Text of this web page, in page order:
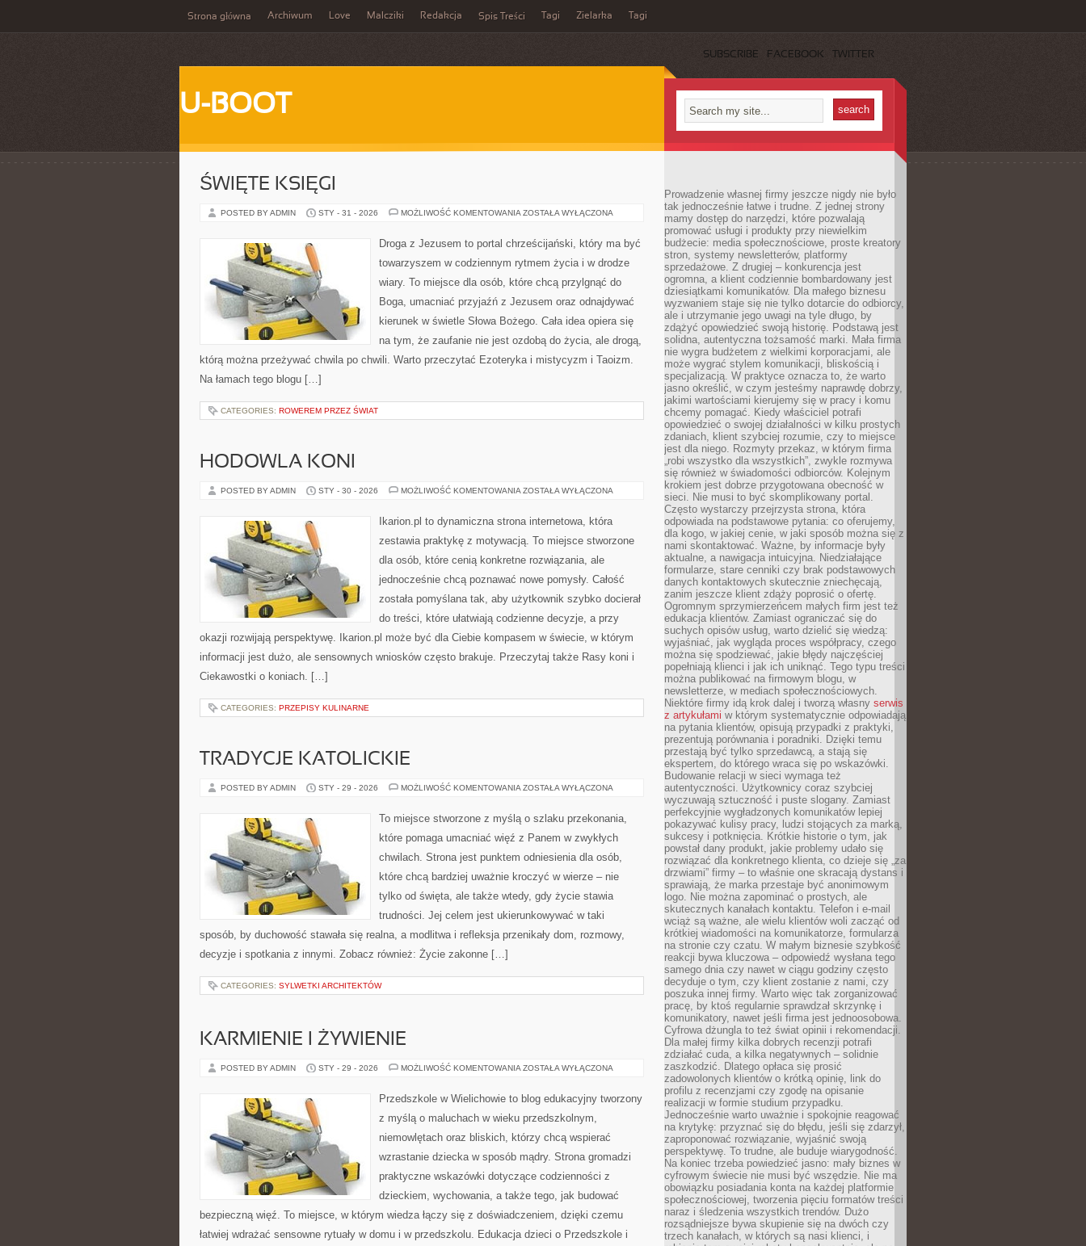
Strona główna Archiwum Love Malcziki Redakcja Spis Treści Tagi Zielarka Tagi
SUBSCRIBE FACEBOOK TWITTER
U-BOOT
ŚWIĘTE KSIĘGI
POSTED BY ADMIN STY - 31 - 2026 MOŻLIWOŚĆ KOMENTOWANIA ŚWIĘTE
ZOSTAŁA WYŁĄCZONA
Droga z Jezusem to portal chrześcijański, który ma być
towarzyszem w codziennym rytmem życia i w drodze
wiary. To miejsce dla osób, które chcą przylgnąć do
Boga, umacniać przyjaźń z Jezusem oraz odnajdywać
kierunek w świetle Słowa Bożego. Cała idea opiera się
na tym, że zaufanie nie jest ozdobą do życia, ale drogą,
którą można przeżywać chwila po chwili. Warto przeczytać Ezoteryka i mistycyzm i Taoizm.
Na łamach tego blogu […]
CATEGORIES: ROWEREM PRZEZ ŚWIAT
HODOWLA KONI
POSTED BY ADMIN STY - 30 - 2026 MOŻLIWOŚĆ KOMENTOWANIA HODOWLA
ZOSTAŁA WYŁĄCZONA
Ikarion.pl to dynamiczna strona internetowa, która
zestawia praktykę z motywacją. To miejsce stworzone
dla osób, które cenią konkretne rozwiązania, ale
jednocześnie chcą poznawać nowe pomysły. Całość
została pomyślana tak, aby użytkownik szybko docierał
do treści, które ułatwiają codzienne decyzje, a przy
okazji rozwijają perspektywę. Ikarion.pl może być dla Ciebie kompasem w świecie, w którym
informacji jest dużo, ale sensownych wniosków często brakuje. Przeczytaj także Rasy koni i
Ciekawostki o koniach. […]
CATEGORIES: PRZEPISY KULINARNE
TRADYCJE KATOLICKIE
POSTED BY ADMIN STY - 29 - 2026 MOŻLIWOŚĆ KOMENTOWANIA TRADYCJE
ZOSTAŁA WYŁĄCZONA
To miejsce stworzone z myślą o szlaku przekonania,
które pomaga umacniać więź z Panem w zwykłych
chwilach. Strona jest punktem odniesienia dla osób,
które chcą bardziej uważnie kroczyć w wierze – nie
tylko od święta, ale także wtedy, gdy życie stawia
trudności. Jej celem jest ukierunkowywać w taki
sposób, by duchowość stawała się realna, a modlitwa i refleksja przenikały dom, rozmowy,
decyzje i spotkania z innymi. Zobacz również: Życie zakonne […]
CATEGORIES: SYLWETKI ARCHITEKTÓW
KARMIENIE I ŻYWIENIE
POSTED BY ADMIN STY - 29 - 2026 MOŻLIWOŚĆ KOMENTOWANIA KARMIENIE
ZOSTAŁA WYŁĄCZONA
Przedszkole w Wielichowie to blog edukacyjny tworzony
z myślą o maluchach w wieku przedszkolnym,
niemowlętach oraz bliskich, którzy chcą wspierać
wzrastanie dziecka w sposób mądry. Strona gromadzi
praktyczne wskazówki dotyczące codzienności z
dzieckiem, wychowania, a także tego, jak budować
bezpieczną więź. To miejsce, w którym wiedza łączy się z doświadczeniem, dzięki czemu
łatwiej wdrażać sensowne rytuały w domu i w przedszkolu. Edukacja dzieci o Przedszkole i
Prowadzenie własnej firmy jeszcze nigdy nie było
tak jednocześnie łatwe i trudne. Z jednej strony
mamy dostęp do narzędzi, które pozwalają
promować usługi i produkty przy niewielkim
budżecie: media społecznościowe, proste kreatory
stron, systemy newsletterów, platformy
sprzedażowe. Z drugiej – konkurencja jest
ogromna, a klient codziennie bombardowany jest
dziesiątkami komunikatów. Dla małego biznesu
wyzwaniem staje się nie tylko dotarcie do odbiorcy,
ale i utrzymanie jego uwagi na tyle długo, by
zdążyć opowiedzieć swoją historię. Podstawą jest
solidna, autentyczna tożsamość marki. Mała firma
nie wygra budżetem z wielkimi korporacjami, ale
może wygrać stylem komunikacji, bliskością i
specjalizacją. W praktyce oznacza to, że warto
jasno określić, w czym jesteśmy naprawdę dobrzy,
jakimi wartościami kierujemy się w pracy i komu
chcemy pomagać. Kiedy właściciel potrafi
opowiedzieć o swojej działalności w kilku prostych
zdaniach, klient szybciej rozumie, czy to miejsce
jest dla niego. Rozmyty przekaz, w którym firma
„robi wszystko dla wszystkich”, zwykle rozmywa
się również w świadomości odbiorców. Kolejnym
krokiem jest dobrze przygotowana obecność w
sieci. Nie musi to być skomplikowany portal.
Często wystarczy przejrzysta strona, która
odpowiada na podstawowe pytania: co oferujemy,
dla kogo, w jakiej cenie, w jaki sposób można się z
nami skontaktować. Ważne, by informacje były
aktualne, a nawigacja intuicyjna. Niedziałające
formularze, stare cenniki czy brak podstawowych
danych kontaktowych skutecznie zniechęcają,
zanim jeszcze klient zdąży poprosić o ofertę.
Ogromnym sprzymierzeńcem małych firm jest też
edukacja klientów. Zamiast ograniczać się do
suchych opisów usług, warto dzielić się wiedzą:
wyjaśniać, jak wygląda proces współpracy, czego
można się spodziewać, jakie błędy najczęściej
popełniają klienci i jak ich uniknąć. Tego typu treści
można publikować na firmowym blogu, w
newsletterze, w mediach społecznościowych.
Niektóre firmy idą krok dalej i tworzą własny serwis
z artykułami w którym systematycznie odpowiadają
na pytania klientów, opisują przypadki z praktyki,
prezentują porównania i poradniki. Dzięki temu
przestają być tylko sprzedawcą, a stają się
ekspertem, do którego wraca się po wskazówki.
Budowanie relacji w sieci wymaga też
autentyczności. Użytkownicy coraz szybciej
wyczuwają sztuczność i puste slogany. Zamiast
perfekcyjnie wygładzonych komunikatów lepiej
pokazywać kulisy pracy, ludzi stojących za marką,
sukcesy i potknięcia. Krótkie historie o tym, jak
powstał dany produkt, jakie problemy udało się
rozwiązać dla konkretnego klienta, co dzieje się „za
drzwiami” firmy – to właśnie one skracają dystans i
sprawiają, że marka przestaje być anonimowym
logo. Nie można zapominać o prostych, ale
skutecznych kanałach kontaktu. Telefon i e-mail
wciąż są ważne, ale wielu klientów woli zacząć od
krótkiej wiadomości na komunikatorze, formularza
na stronie czy czatu. W małym biznesie szybkość
reakcji bywa kluczowa – odpowiedź wysłana tego
samego dnia czy nawet w ciągu godziny często
decyduje o tym, czy klient zostanie z nami, czy
poszuka innej firmy. Warto więc tak zorganizować
pracę, by ktoś regularnie sprawdzał skrzynkę i
komunikatory, nawet jeśli firma jest jednoosobowa.
Cyfrowa dżungla to też świat opinii i rekomendacji.
Dla małej firmy kilka dobrych recenzji potrafi
zdziałać cuda, a kilka negatywnych – solidnie
zaszkodzić. Dlatego opłaca się prosić
zadowolonych klientów o krótką opinię, link do
profilu z recenzjami czy zgodę na opisanie
realizacji w formie studium przypadku.
Jednocześnie warto uważnie i spokojnie reagować
na krytykę: przyznać się do błędu, jeśli się zdarzył,
zaproponować rozwiązanie, wyjaśnić swoją
perspektywę. To trudne, ale buduje wiarygodność.
Na koniec trzeba powiedzieć jasno: mały biznes w
cyfrowym świecie nie musi być wszędzie. Nie ma
obowiązku posiadania konta na każdej platformie
społecznościowej, tworzenia pięciu formatów treści
naraz i śledzenia wszystkich trendów. Dużo
rozsądniejsze bywa skupienie się na dwóch czy
trzech kanałach, w których są nasi klienci, i